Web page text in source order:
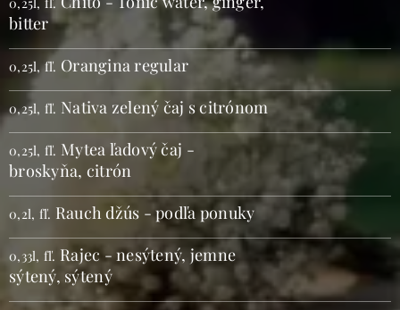
bitter
0,25l, fľ. Orangina regular
0,25l, fľ. Nativa zelený čaj s citrónom
0,25l, fľ. Mytea ľadový čaj -
broskyňa, citrón
0,2l, fľ. Rauch džús - podľa ponuky
0,33l, fľ. Rajec - nesýtený, jemne
sýtený, sýtený